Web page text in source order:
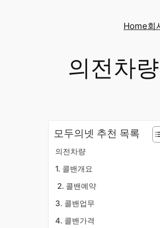
Home회
의전차량
모두의넷 추천 목록
의전차량
​1. 콜밴개요
​2. 콜밴예약
3. 콜밴업무
4. 콜밴가격